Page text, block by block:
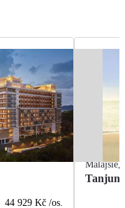
44 929 Kč /os.
Malajsie,